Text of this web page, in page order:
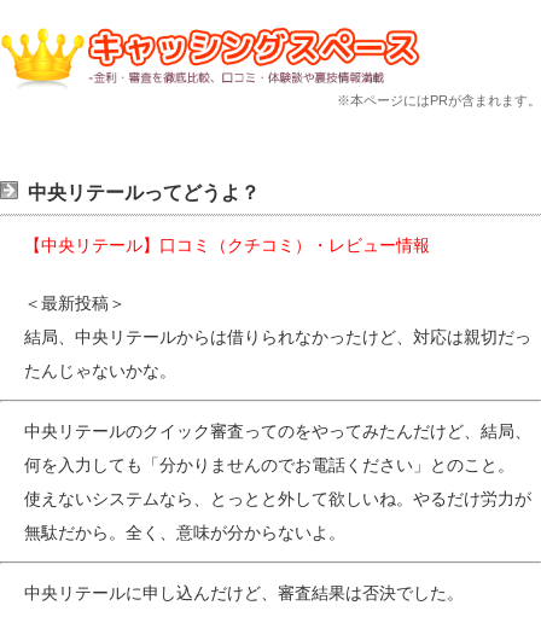
※本ページにはPRが含まれます。
中央リテールってどうよ？
【中央リテール】口コミ（クチコミ）・レビュー情報
＜最新投稿＞
結局、中央リテールからは借りられなかったけど、対応は親切だっ
たんじゃないかな。
中央リテールのクイック審査ってのをやってみたんだけど、結局、
何を入力しても「分かりませんのでお電話ください」とのこと。
使えないシステムなら、とっとと外して欲しいね。やるだけ労力が
無駄だから。全く、意味が分からないよ。
中央リテールに申し込んだけど、審査結果は否決でした。